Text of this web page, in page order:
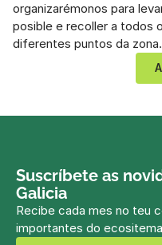
organizarémonos para
posible e recoller a todos
diferentes puntos da zona.
Suscríbete as
Galicia
Recibe cada mes no teu
importantes do